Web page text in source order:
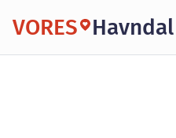
VORES Havndal